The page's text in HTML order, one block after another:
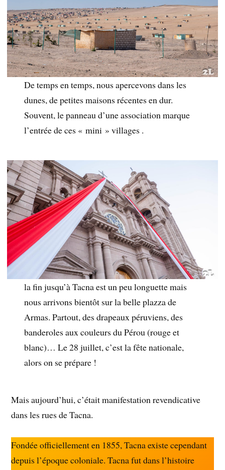
De temps en temps, nous apercevons dans les
dunes, de petites maisons récentes en dur.
Souvent, le panneau d’une association marque
l’entrée de ces « mini » villages .
la fin jusqu’à Tacna est un peu longuette mais
nous arrivons bientôt sur la belle plazza de
Armas. Partout, des drapeaux péruviens, des
banderoles aux couleurs du Pérou (rouge et
blanc)… Le 28 juillet, c’est la fête nationale,
alors on se prépare !
Mais aujourd’hui, c’était manifestation revendicative
dans les rues de Tacna.
Fondée officiellement en 1855, Tacna existe cependant
depuis l’époque coloniale. Tacna fut dans l’histoire